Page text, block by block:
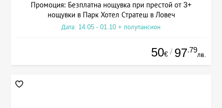
Промоция: Безплатна нощувка при престой от 3+
нощувки в Парк Хотел Стратеш в Ловеч
Дата: 14.05 - 01.10 + полупансион
50€ / 97.79
лв.